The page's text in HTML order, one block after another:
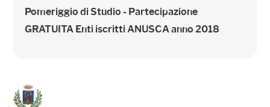
Pomeriggio di Studio - Partecipazione
GRATUITA Enti iscritti ANUSCA anno 2018